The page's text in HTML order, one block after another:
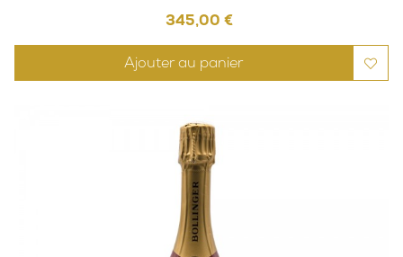
Prix
345,00 €
Ajouter au panier